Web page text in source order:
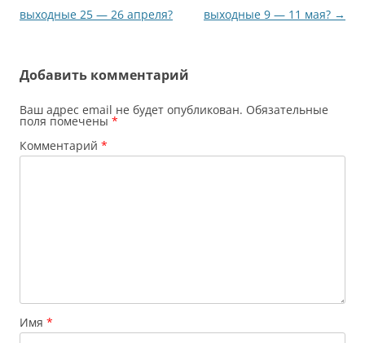
по
выходные 25 — 26 апреля?
выходные 9 — 11 мая? →
Добавить комментарий
Ваш адрес email не будет опубликован. Обязательные
поля помечены *
Комментарий *
Имя *